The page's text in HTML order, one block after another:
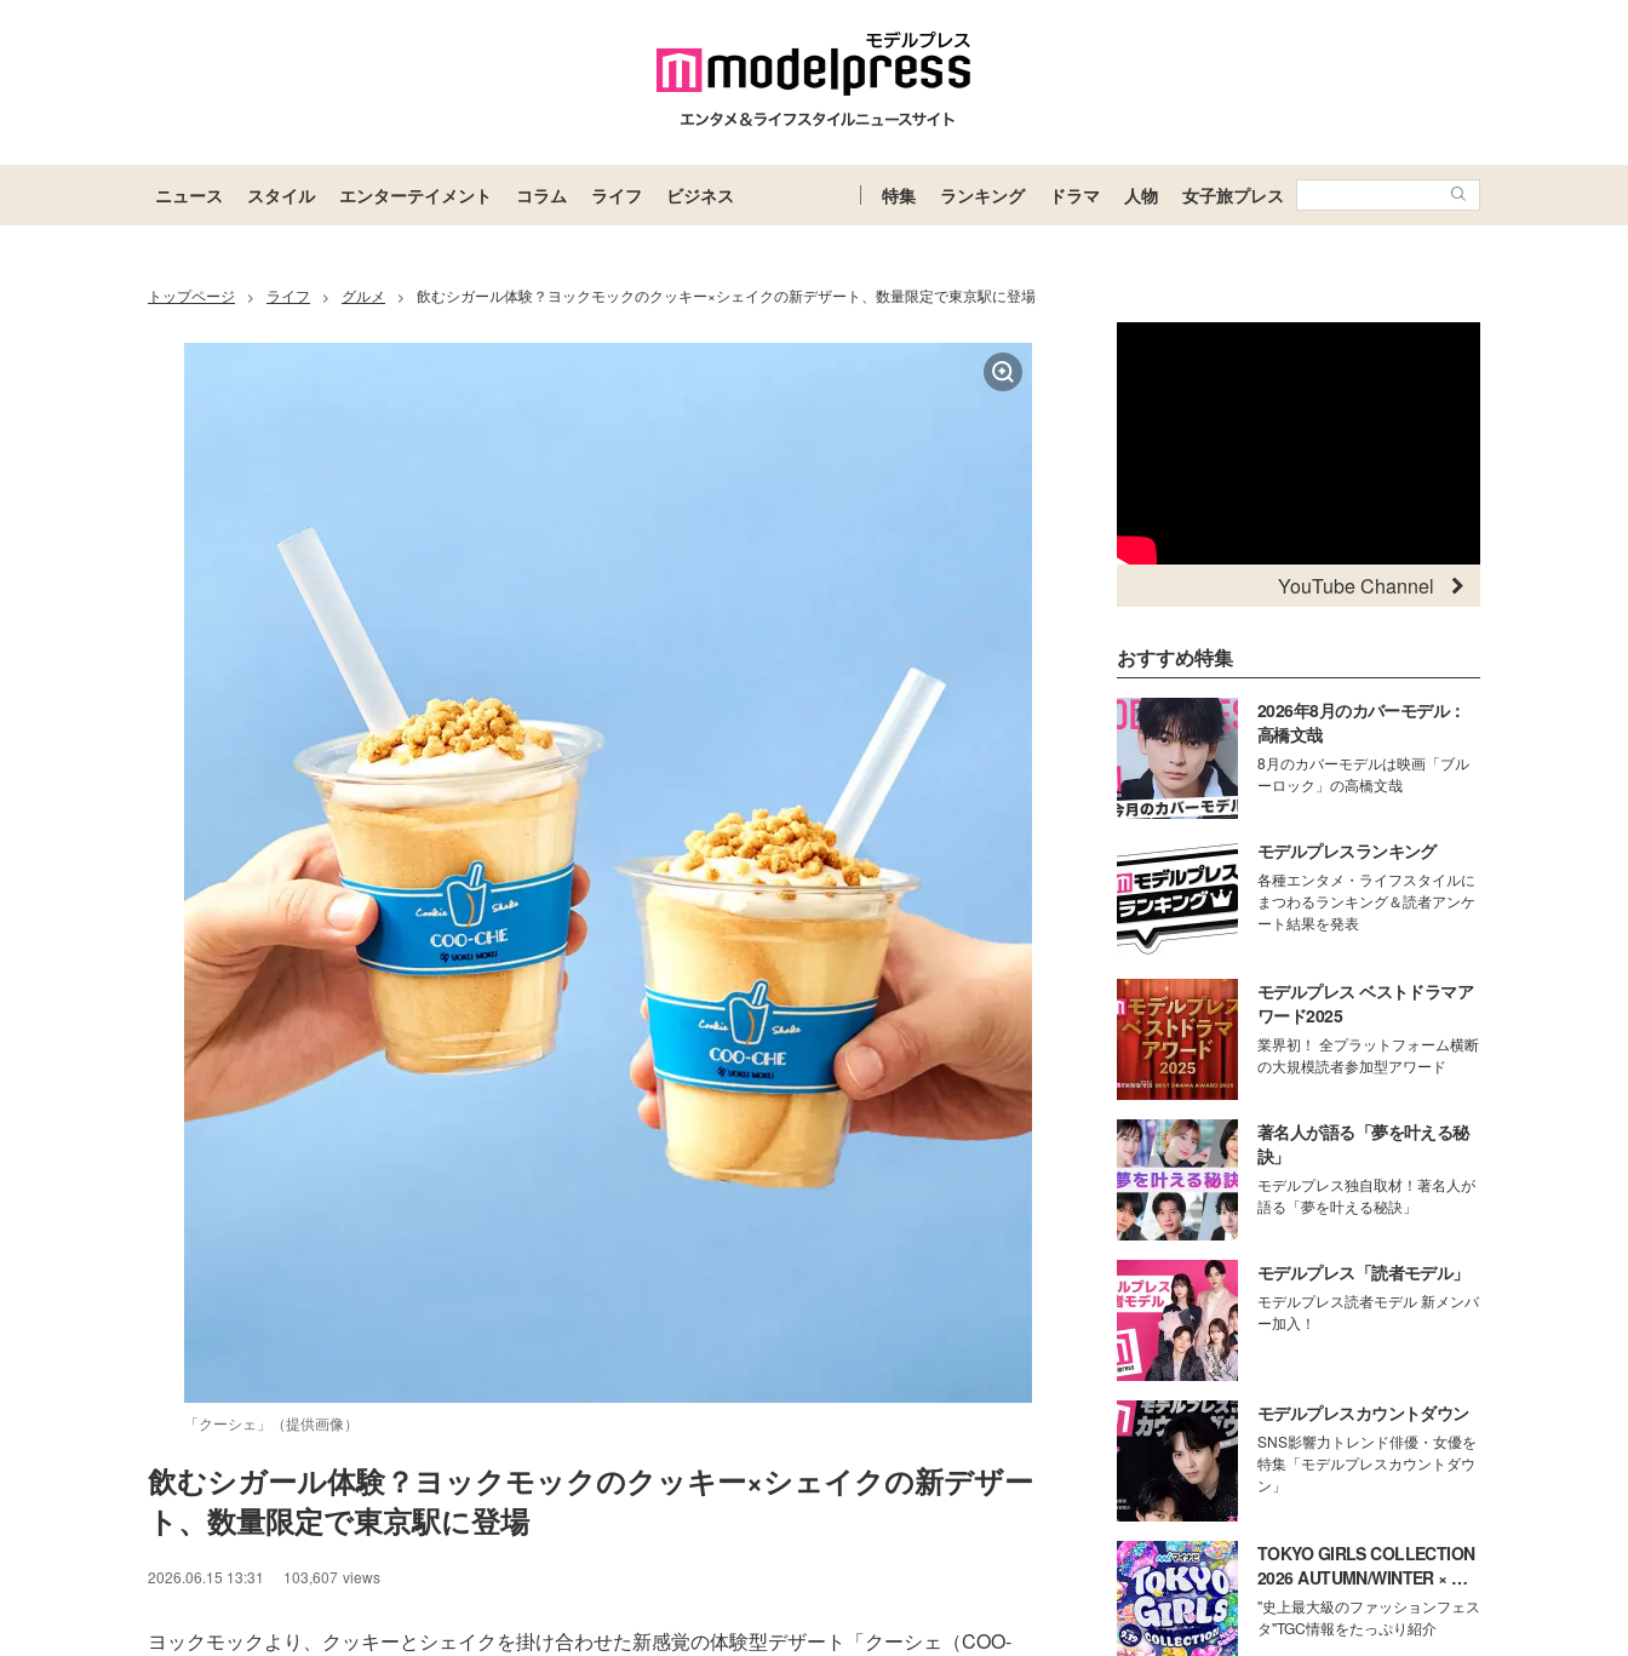
ニュース スタイル エンターテイメント コラム ライフ ビジネス 特集 ランキング ドラマ 人物 女子旅プレス
トップページ > ライフ > グルメ > 飲むシガール体験？ヨックモックのクッキー×シェイクの新デザート、数量限定で東京駅に登場
「クーシェ」（提供画像）
飲むシガール体験？ヨックモックのクッキー×シェイクの新デザー
ト、数量限定で東京駅に登場
2026.06.15 13:31 103,607 views
ヨックモックより、クッキーとシェイクを掛け合わせた新感覚の体験型デザート「クーシェ（COO-
YouTube Channel
おすすめ特集
2026年8月のカバーモデル：
高橋文哉
8月のカバーモデルは映画「ブル
ーロック」の高橋文哉
モデルプレスランキング
各種エンタメ・ライフスタイルに
まつわるランキング＆読者アンケ
ート結果を発表
モデルプレス ベストドラマア
ワード2025
業界初！ 全プラットフォーム横断
の大規模読者参加型アワード
著名人が語る「夢を叶える秘
訣」
モデルプレス独自取材！著名人が
語る「夢を叶える秘訣」
モデルプレス「読者モデル」
モデルプレス読者モデル 新メンバ
ー加入！
モデルプレスカウントダウン
SNS影響力トレンド俳優・女優を
特集「モデルプレスカウントダウ
ン」
TOKYO GIRLS COLLECTION
2026 AUTUMN/WINTER × モ
デルプレス
"史上最大級のファッションフェス
タ"TGC情報をたっぷり紹介